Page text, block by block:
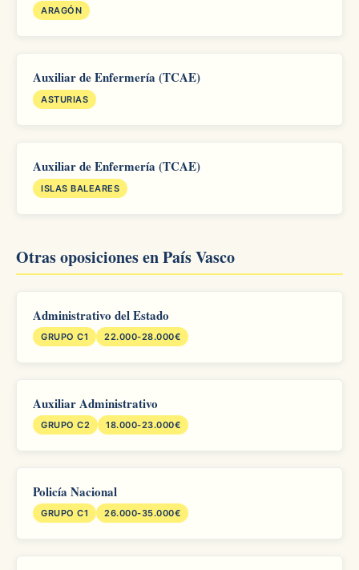
ARAGÓN
Auxiliar de Enfermería (TCAE)
ASTURIAS
Auxiliar de Enfermería (TCAE)
ISLAS BALEARES
Otras oposiciones en País Vasco
Administrativo del Estado
GRUPO C1 22.000-28.000€
Auxiliar Administrativo
GRUPO C2 18.000-23.000€
Policía Nacional
GRUPO C1 26.000-35.000€